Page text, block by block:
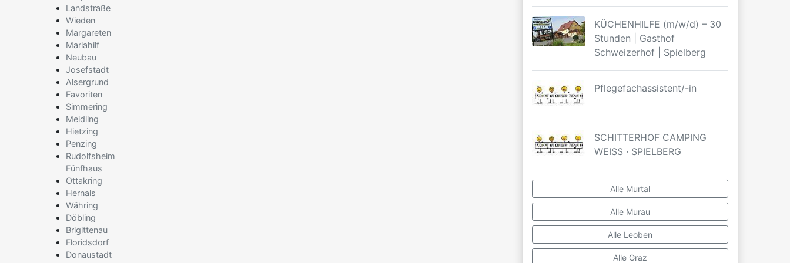
Landstraße
Wieden
Margareten
Mariahilf
Neubau
Josefstadt
Alsergrund
Favoriten
Simmering
Meidling
Hietzing
Penzing
Rudolfsheim
Fünfhaus
Ottakring
Hernals
Währing
Döbling
Brigittenau
Floridsdorf
Donaustadt
KÜCHENHILFE (m/w/d) – 30
Stunden | Gasthof
Schweizerhof | Spielberg
Pflegefachassistent/-in
SCHITTERHOF CAMPING
WEISS · SPIELBERG
Alle Murtal
Alle Murau
Alle Leoben
Alle Graz